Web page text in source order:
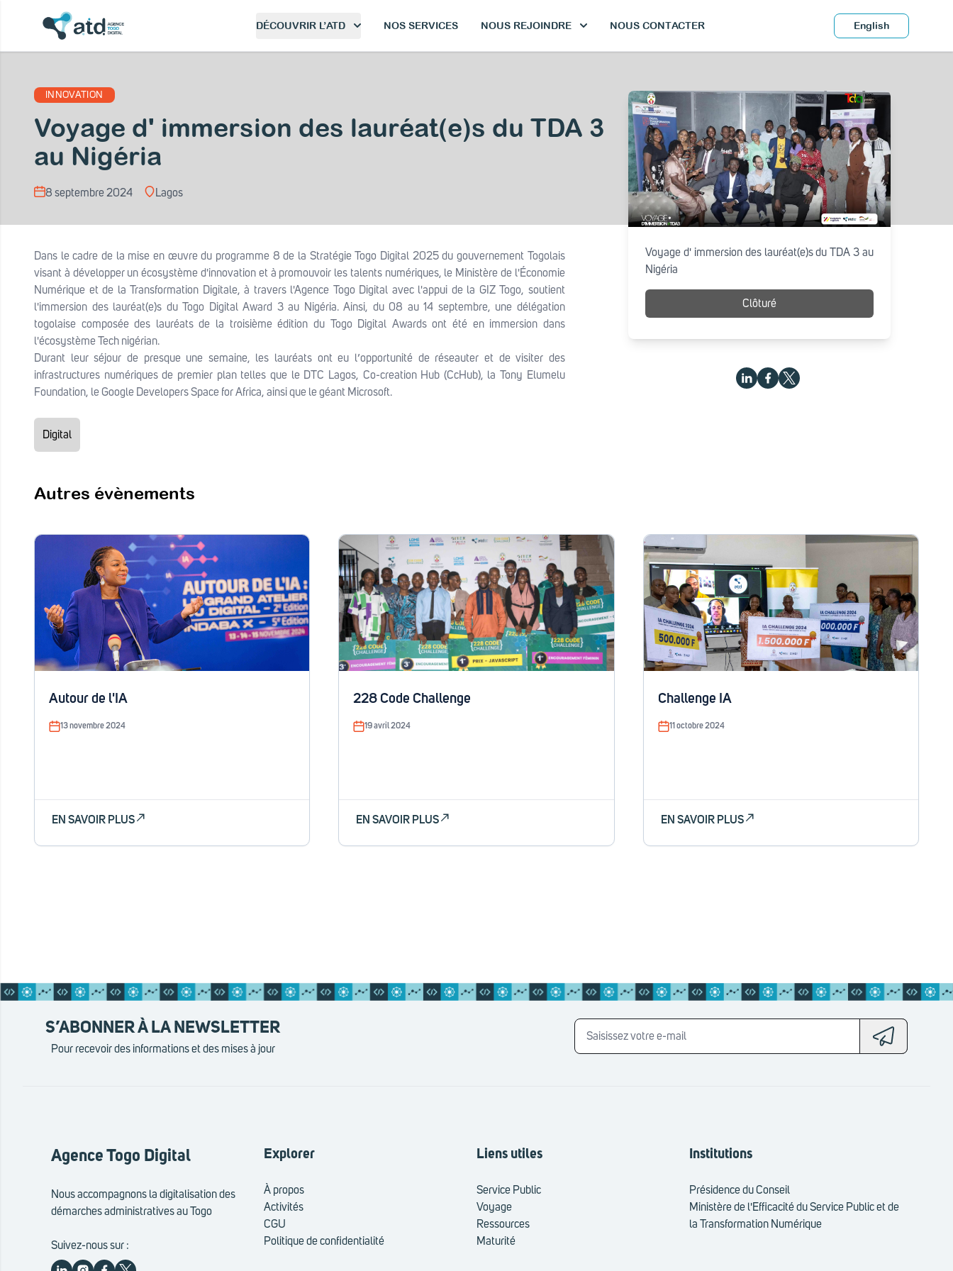
English
DÉCOUVRIR L’ATD NOS SERVICES NOUS REJOINDRE NOUS CONTACTER
INNOVATION
Voyage d' immersion des lauréat(e)s du TDA 3
au Nigéria
8 septembre 2024 Lagos
Voyage d' immersion des lauréat(e)s du TDA 3 au
Nigéria
Clôturé
Dans le cadre de la mise en œuvre du programme 8 de la Stratégie Togo Digital 2025 du gouvernement Togolais
visant à développer un écosystème d'innovation et à promouvoir les talents numériques, le Ministère de l'Économie
Numérique et de la Transformation Digitale, à travers l'Agence Togo Digital avec l'appui de la GIZ Togo, soutient
l'immersion des lauréat(e)s du Togo Digital Award 3 au Nigéria. Ainsi, du 08 au 14 septembre, une délégation
togolaise composée des lauréats de la troisième édition du Togo Digital Awards ont été en immersion dans
l'écosystème Tech nigérian.
Durant leur séjour de presque une semaine, les lauréats ont eu l’opportunité de réseauter et de visiter des
infrastructures numériques de premier plan telles que le DTC Lagos, Co-creation Hub (CcHub), la Tony Elumelu
Foundation, le Google Developers Space for Africa, ainsi que le géant Microsoft.
Digital
Autres évènements
Autour de l'IA
13 novembre 2024
EN SAVOIR PLUS
228 Code Challenge
19 avril 2024
EN SAVOIR PLUS
Challenge IA
11 octobre 2024
EN SAVOIR PLUS
S’ABONNER À LA NEWSLETTER
Pour recevoir des informations et des mises à jour
Agence Togo Digital
Nous accompagnons la digitalisation des
démarches administratives au Togo
Suivez-nous sur :
Explorer
À propos
Activités
CGU
Politique de confidentialité
Liens utiles
Service Public
Voyage
Ressources
Maturité
Institutions
Présidence du Conseil
Ministère de l'Efficacité du Service Public et de
la Transformation Numérique